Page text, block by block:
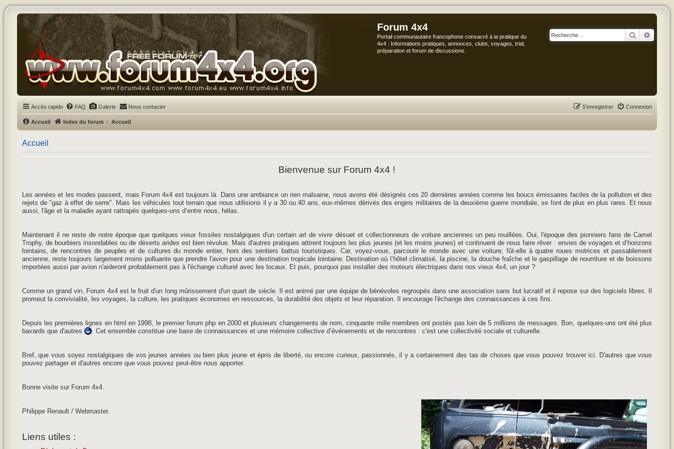
Forum 4x4
Portail communautaire francophone consacré à la pratique du
4x4 : Informations pratiques, annonces, clubs, voyages, trial,
préparation et forum de discussions.
Rechercher
Accès rapide FAQ Galerie Nous contacter Connexion
S’enregistrer
Accueil Index du forum Accueil
Accueil
Bienvenue sur Forum 4x4 !
Les années et les modes passent, mais Forum 4x4 est toujours là. Dans une ambiance un rien malsaine, nous avons été désignés ces 20 dernières années comme les boucs émissaires faciles de la pollution et des
rejets de "gaz à effet de serre". Mais les véhicules tout terrain que nous utilisions il y a 30 ou 40 ans, eux-mêmes dérivés des engins militaires de la deuxième guerre mondiale, se font de plus en plus rares. Et nous
aussi, l'âge et la maladie ayant rattrapés quelques-uns d’entre nous, hélas.
Maintenant il ne reste de notre époque que quelques vieux fossiles nostalgiques d'un certain art de vivre désuet et collectionneurs de voiture anciennes un peu rouillées. Oui, l'époque des pionniers fans de Camel
Trophy, de bourbiers insondables ou de déserts arides est bien révolue. Mais d'autres pratiques attirent toujours les plus jeunes (et les moins jeunes) et continuent de nous faire rêver : envies de voyages et d’horizons
lointains, de rencontres de peuples et de cultures du monde entier, hors des sentiers battus touristiques. Car, voyez-vous, parcourir le monde avec une voiture, fût-elle à quatre roues motrices et passablement
ancienne, reste toujours largement moins polluante que prendre l'avion pour une destination tropicale lointaine. Destination où l’hôtel climatisé, la piscine, la douche fraîche et le gaspillage de nourriture et de boissons
importées aussi par avion n'aideront probablement pas à l'échange culturel avec les locaux. Et puis, pourquoi pas installer des moteurs électriques dans nos vieux 4x4, un jour ?
Comme un grand vin, Forum 4x4 est le fruit d'un long mûrissement d'un quart de siècle. Il est animé par une équipe de bénévoles regroupés dans une association sans but lucratif et il repose sur des logiciels libres. Il
promeut la convivialité, les voyages, la culture, les pratiques économes en ressources, la durabilité des objets et leur réparation. Il encourage l'échange des connaissances à ces fins.
Depuis les premières lignes en html en 1998, le premier forum php en 2000 et plusieurs changements de nom, cinquante mille membres ont postés pas loin de 5 millions de messages. Bon, quelques-uns ont été plus
bavards que d'autres
. Cet ensemble constitue une base de connaissances et une mémoire collective d’événements et de rencontres : c'est une collectivité sociale et culturelle.
Bref, que vous soyez nostalgiques de vos jeunes années ou bien plus jeune et épris de liberté, ou encore curieux, passionnés, il y a certainement des tas de choses que vous pouvez trouver ici. D'autres que vous
pouvez partager et d'autres encore que vous pouvez peut-être nous apporter.
Bonne visite sur Forum 4x4.
Philippe Renault / Webmaster.
Liens utiles :